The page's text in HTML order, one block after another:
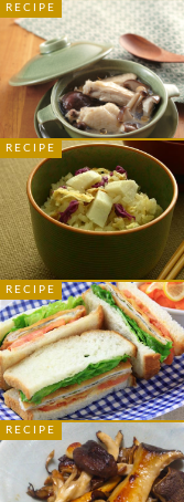
RECIPE
RECIPE
RECIPE
RECIPE